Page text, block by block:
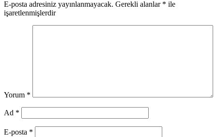
E-posta adresiniz yayınlanmayacak. Gerekli alanlar * ile
işaretlenmişlerdir
Yorum *
Ad *
E-posta *